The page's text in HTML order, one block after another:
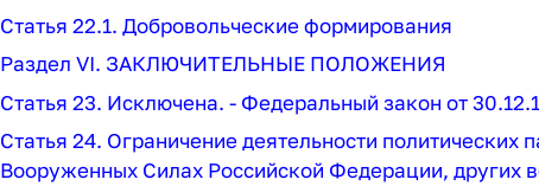
Статья 22.1. Добровольческие формирования
Раздел VI. ЗАКЛЮЧИТЕЛЬНЫЕ ПОЛОЖЕНИЯ
Статья 23. Исключена. - Федеральный закон от
Статья 24. Ограничение деятельности политических
Вооруженных Силах Российской Федерации, других